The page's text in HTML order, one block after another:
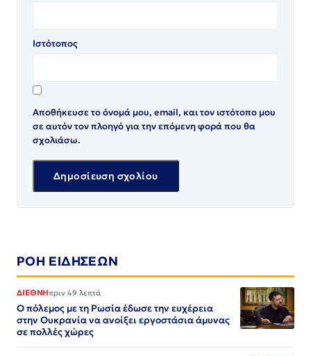
Ιστότοπος
Αποθήκευσε το όνομά μου, email, και τον ιστότοπο μου
σε αυτόν τον πλοηγό για την επόμενη φορά που θα
σχολιάσω.
ΡΟΗ ΕΙΔΗΣΕΩΝ
ΔΙΕΘΝΗπριν 49 λεπτά
Ο πόλεμος με τη Ρωσία έδωσε την ευχέρεια
στην Ουκρανία να ανοίξει εργοστάσια άμυνας
σε πολλές χώρες